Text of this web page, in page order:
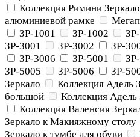
Коллекция Римини
алюминиевой рамке
ЗР-1001
ЗР-1002
ЗР-3001
ЗР-3002 ЗР-
ЗР-3006
ЗР-5001
ЗР-5005
ЗР-5006 ЗР-
Зеркало
Коллекция Адель
большой
Коллекция Адель
Коллекция Валенсия
Зеркало к Макияжному столу
Зеркало к тумбе для обуви